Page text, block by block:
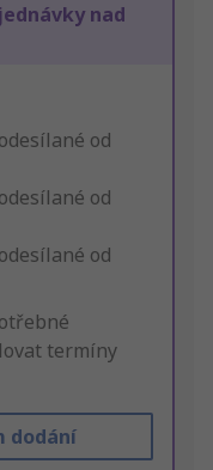
nad
od
od
od
termíny
dodání